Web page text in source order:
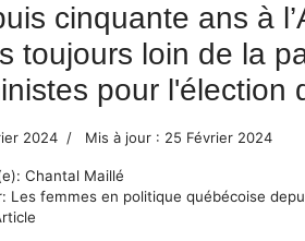
cinquante ans à
toujours loin de la
pour l'élection
2024 Mis à jour : 25 Février 2024
Chantal Maillé
Les femmes en politique québécoise